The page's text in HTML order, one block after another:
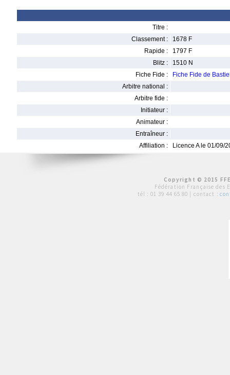
Titre :
Classement :
1678 F
Rapide :
1797 F
Blitz :
1510 N
Fiche Fide :
Fiche Fide de
Arbitre national :
Arbitre fide :
Initiateur :
Animateur :
Entraîneur :
Affiliation :
Licence A le 01/09/
Copyright © 2015
Fédération Française des
tél : 01 39 44 65 80 | contact :